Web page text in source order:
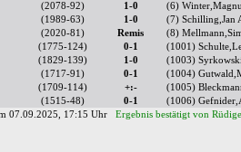
(2078-92) 1-0 (6)
(1989-63) 1-0 (7) Schilling,Jan
(2020-81) Remis (8)
(1775-124) 0-1 (1001)
(1829-139) 1-0 (1003)
(1717-91) 0-1 (1004)
(1709-114) +:- (1005)
(1515-48) 0-1 (1006)
07.09.2025, 17:15 Uhr Ergebnis bestätigt von